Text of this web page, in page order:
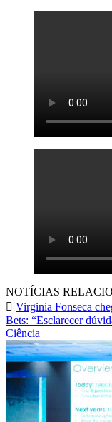
NOTÍCIAS
Virginia Fonseca
Bets: “Esclarecer
Ciência